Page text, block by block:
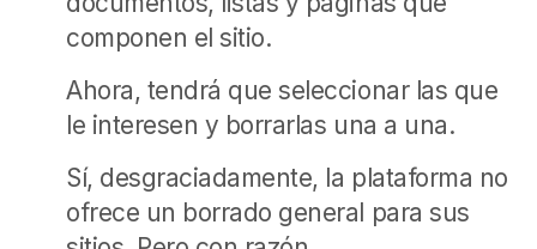
componen el sitio.
Ahora, tendrá que seleccionar las que
le interesen y borrarlas una a una.
Sí, desgraciadamente, la plataforma no
ofrece un borrado general para sus